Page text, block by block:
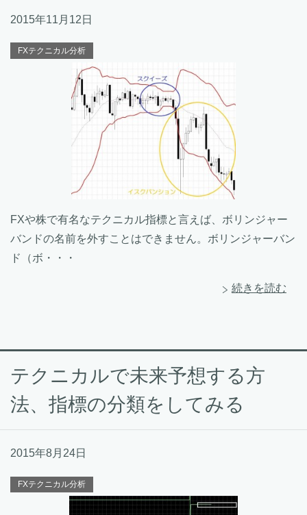
2015年11月12日
FXテクニカル分析
FXや株で有名なテクニカル指標と言えば、ボリンジャー
バンドの名前を外すことはできません。ボリンジャーバン
ド（ボ・・・
続きを読む
テクニカルで未来予想する方
法、指標の分類をしてみる
2015年8月24日
FXテクニカル分析